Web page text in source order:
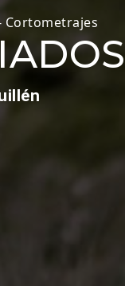
Cortometrajes